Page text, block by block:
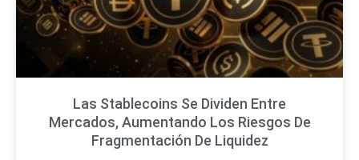
Las Stablecoins Se Dividen Entre
Mercados, Aumentando Los Riesgos De
Fragmentación De Liquidez